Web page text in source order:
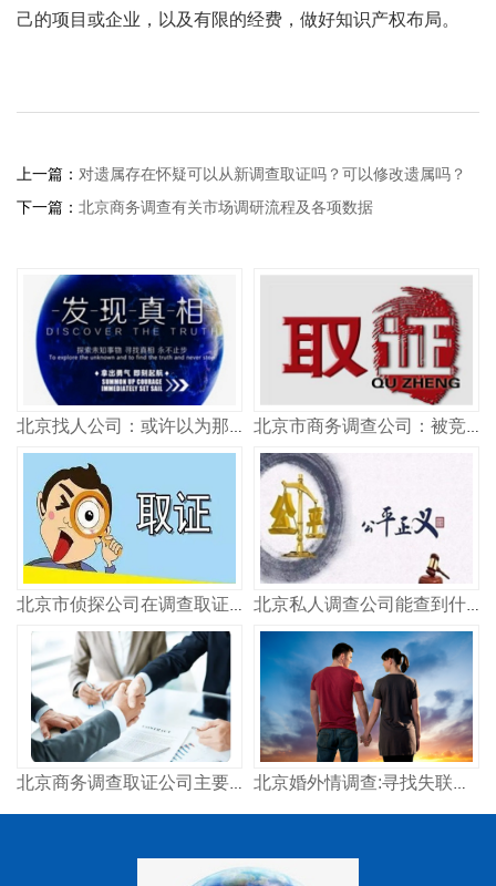
己的项目或企业，以及有限的经费，做好知识产权布局。
上一篇： 对遗属存在怀疑可以从新调查取证吗？可以修改遗属吗？
下一篇： 北京商务调查有关市场调研流程及各项数据
北京找人公司：或许以为那些出轨者在婚后过得幸福，但是他们的悲伤你不会了解？ 北京市商务调查公司：被竞业限制困住的员工们， 竞业限制是否合理合法？
北京市侦探公司在调查取证方面，我们通过在专业律师的指引下采集证据 北京私人调查公司能查到什么信息？
北京商务调查取证公司主要做什么？ 北京婚外情调查:寻找失联人员时，如何找到最有效的方法？